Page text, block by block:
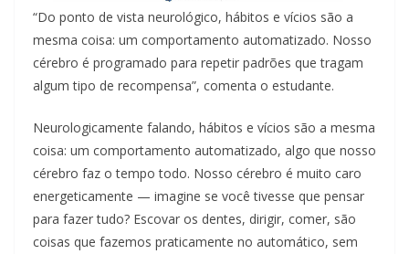
“Do ponto de vista neurológico, hábitos e vícios são a
mesma coisa: um comportamento automatizado. Nosso
cérebro é programado para repetir padrões que tragam
algum tipo de recompensa”, comenta o estudante.
Neurologicamente falando, hábitos e vícios são a mesma
coisa: um comportamento automatizado, algo que nosso
cérebro faz o tempo todo. Nosso cérebro é muito caro
energeticamente — imagine se você tivesse que pensar
para fazer tudo? Escovar os dentes, dirigir, comer, são
coisas que fazemos praticamente no automático, sem